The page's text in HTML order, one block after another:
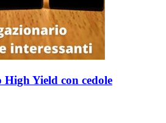
Yield con cedole